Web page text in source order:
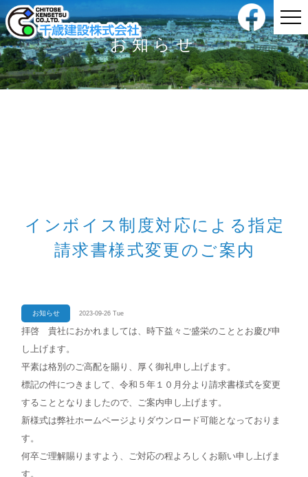
お知らせ
インボイス制度対応による指定
請求書様式変更のご案内
お知らせ 2023-09-26 Tue
拝啓 貴社におかれましては、時下益々ご盛栄のこととお慶び申
し上げます。
平素は格別のご高配を賜り、厚く御礼申し上げます。
標記の件につきまして、令和５年１０月分より請求書様式を変更
することとなりましたので、ご案内申し上げます。
新様式は弊社ホームページよりダウンロード可能となっておりま
す。
何卒ご理解賜りますよう、ご対応の程よろしくお願い申し上げま
す。